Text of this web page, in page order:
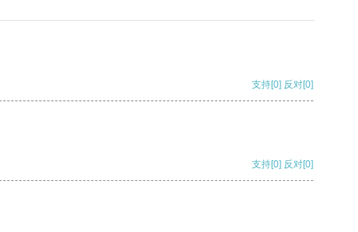
支持[0] 反对[0]
支持[0] 反对[0]